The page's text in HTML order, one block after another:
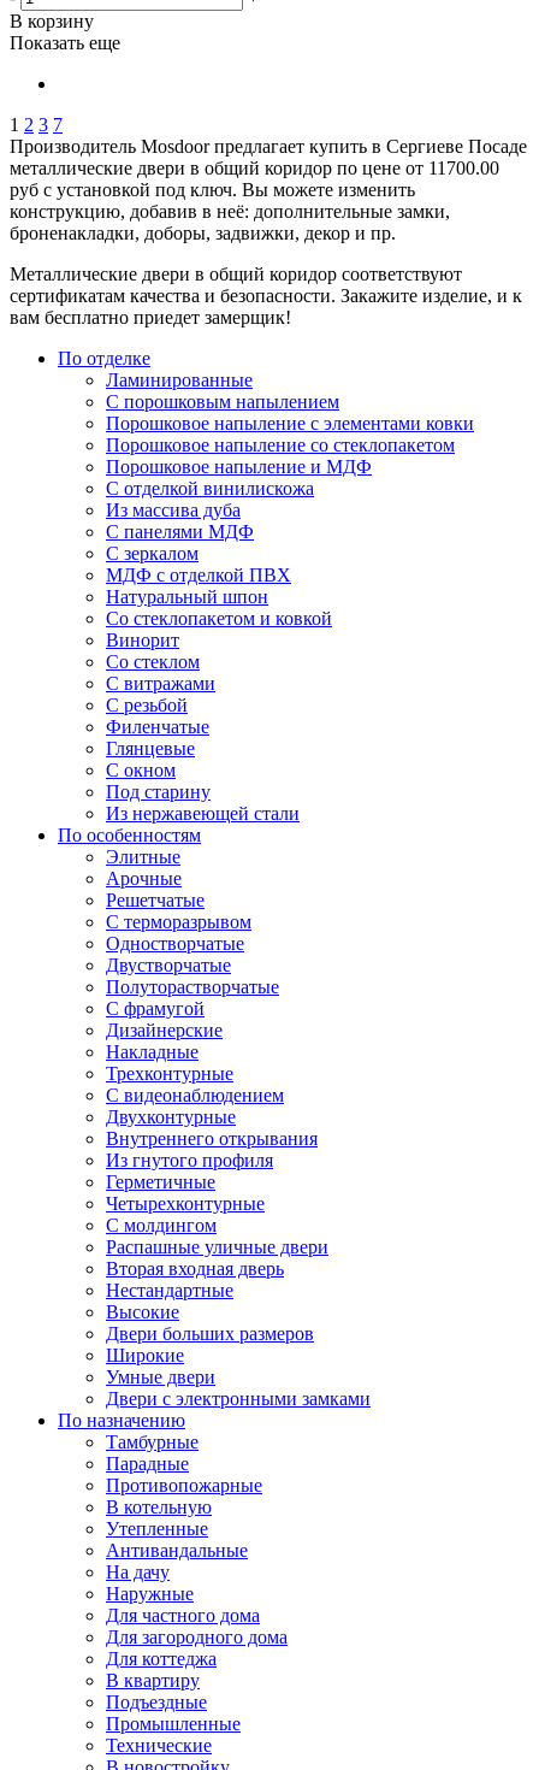
В корзину
Показать еще
1 2 3 7
Производитель Mosdoor предлагает купить в Сергиеве Посаде
металлические двери в общий коридор по цене от 11700.00
руб с установкой под ключ. Вы можете изменить
конструкцию, добавив в неё: дополнительные замки,
броненакладки, доборы, задвижки, декор и пр.
Металлические двери в общий коридор соответствуют
сертификатам качества и безопасности. Закажите изделие, и к
вам бесплатно приедет замерщик!
По отделке
Ламинированные
С порошковым напылением
Порошковое напыление с элементами ковки
Порошковое напыление со стеклопакетом
Порошковое напыление и МДФ
С отделкой винилискожа
Из массива дуба
С панелями МДФ
С зеркалом
МДФ с отделкой ПВХ
Натуральный шпон
Со стеклопакетом и ковкой
Винорит
Со стеклом
С витражами
С резьбой
Филенчатые
Глянцевые
С окном
Под старину
Из нержавеющей стали
По особенностям
Элитные
Арочные
Решетчатые
С терморазрывом
Одностворчатые
Двустворчатые
Полуторастворчатые
С фрамугой
Дизайнерские
Накладные
Трехконтурные
С видеонаблюдением
Двухконтурные
Внутреннего открывания
Из гнутого профиля
Герметичные
Четырехконтурные
С молдингом
Распашные уличные двери
Вторая входная дверь
Нестандартные
Высокие
Двери больших размеров
Широкие
Умные двери
Двери с электронными замками
По назначению
Тамбурные
Парадные
Противопожарные
В котельную
Утепленные
Антивандальные
На дачу
Наружные
Для частного дома
Для загородного дома
Для коттеджа
В квартиру
Подъездные
Промышленные
Технические